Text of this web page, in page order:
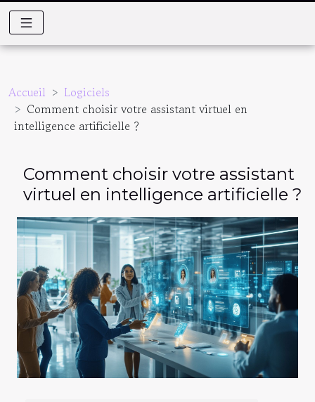
Accueil
Logiciels
Comment choisir votre assistant virtuel en
intelligence artificielle ?
Comment choisir votre assistant
virtuel en intelligence artificielle ?